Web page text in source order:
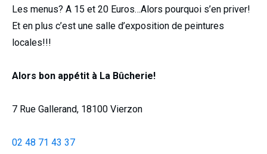
Les menus? A 15 et 20 Euros…Alors pourquoi s’en priver!
Et en plus c’est une salle d’exposition de peintures
locales!!!
Alors bon appétit à La Bûcherie!
7 Rue Gallerand, 18100 Vierzon
02 48 71 43 37